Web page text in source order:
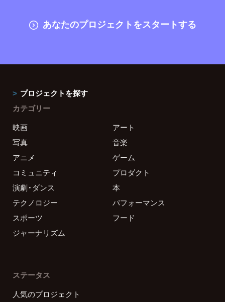
あなたのプロジェクトをスタートする
プロジェクトを探す
カテゴリー
映画
アート
写真
音楽
アニメ
ゲーム
コミュニティ
プロダクト
演劇・ダンス
本
テクノロジー
パフォーマンス
スポーツ
フード
ジャーナリズム
ステータス
人気のプロジェクト